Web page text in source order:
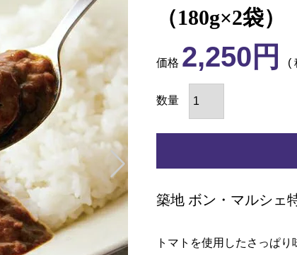
（180g×2袋）
価格 2,250
築地 ボン・マルシェ
トマトを使用したさっぱり